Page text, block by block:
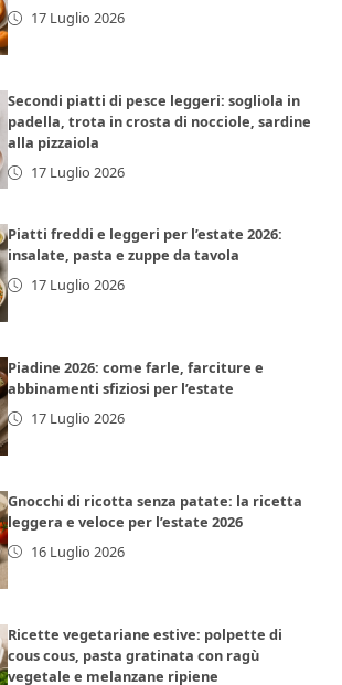
17 Luglio 2026
Secondi piatti di pesce leggeri: sogliola in
padella, trota in crosta di nocciole, sardine
alla pizzaiola
17 Luglio 2026
Piatti freddi e leggeri per l’estate 2026:
insalate, pasta e zuppe da tavola
17 Luglio 2026
Piadine 2026: come farle, farciture e
abbinamenti sfiziosi per l’estate
17 Luglio 2026
Gnocchi di ricotta senza patate: la ricetta
leggera e veloce per l’estate 2026
16 Luglio 2026
Ricette vegetariane estive: polpette di
cous cous, pasta gratinata con ragù
vegetale e melanzane ripiene